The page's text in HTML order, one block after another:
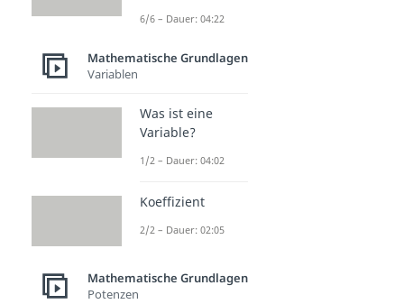
6/6 – Dauer: 04:22
Mathematische Grundlagen
Variablen
Was ist eine
Variable?
1/2 – Dauer: 04:02
Koeffizient
2/2 – Dauer: 02:05
Mathematische Grundlagen
Potenzen